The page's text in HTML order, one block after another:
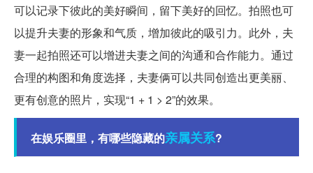
可以记录下彼此的美好瞬间，留下美好的回忆。拍照也可
以提升夫妻的形象和气质，增加彼此的吸引力。此外，夫
妻一起拍照还可以增进夫妻之间的沟通和合作能力。通过
合理的构图和角度选择，夫妻俩可以共同创造出更美丽、
更有创意的照片，实现“1 + 1 > 2”的效果。
在娱乐圈里，有哪些隐藏的亲属关系?